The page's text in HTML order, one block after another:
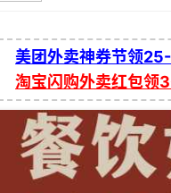
美团外卖神券节领
淘宝闪购外卖红包领